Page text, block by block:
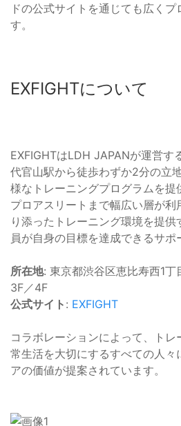
ドの公式サイトを通じても広く
す。
EXFIGHTについて
EXFIGHTはLDH JAPANが運営す
代官山駅から徒歩わずか2分の立
様なトレーニングプログラムを提
プロアスリートまで幅広い層が
り添ったトレーニング環境を提
員が自身の目標を達成できるサポ
所在地: 東京都渋谷区恵比寿西1
3F／4F
公式サイト : EXFIGHT
コラボレーションによって、トレ
常生活を大切にするすべての人々
アの価値が提案されています。